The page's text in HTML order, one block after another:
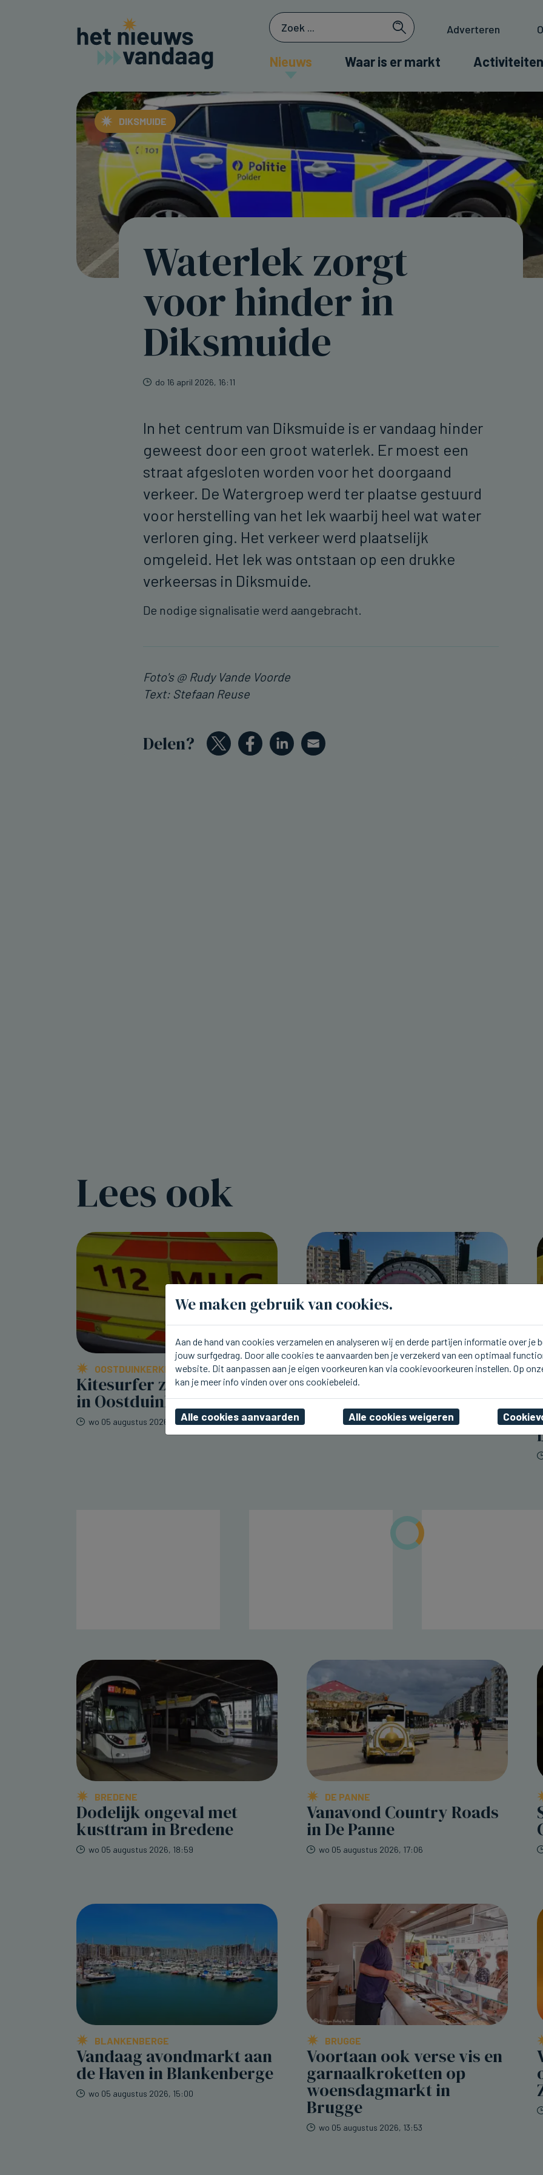
Adverteren
Nieuws Waar is er markt
DIKSMUIDE
Waterlek zorgt
voor hinder in
Diksmuide
do 16 april 2026, 16:11
In het centrum van Diksmuide is er vandaag hinder
geweest door een groot waterlek. Er moest een
straat afgesloten worden voor het doorgaand
verkeer. De Watergroep werd ter plaatse gestuurd
voor herstelling van het lek waarbij heel wat water
verloren ging. Het verkeer werd plaatselijk
omgeleid. Het lek was ontstaan op een drukke
verkeersas in Diksmuide.
De nodige signalisatie werd aangebracht.
Foto's @ Rudy Vande Voorde
Text: Stefaan Reuse
Delen?
Lees ook
OOSTDUINKERKE
Kitesurfer zwaar gewond
in Oostduinkerke
wo 05 augustus 2026, 19:30
BLANKENBERGE
Vierde opnamedag voor
Zomerhit in Blankenberge
wo 05 augustus 2026, 19:18
BREDENE
Dodelijk ongeval met
kusttram in Bredene
wo 05 augustus 2026, 18:59
DE PANNE
Vanavond Country Roads
in De Panne
wo 05 augustus 2026, 17:06
BLANKENBERGE
Vandaag avondmarkt aan
de Haven in Blankenberge
wo 05 augustus 2026, 15:00
BRUGGE
Voortaan ook verse vis en
garnaalkroketten op
woensdagmarkt in
Brugge
wo 05 augustus 2026, 13:53
We maken gebruik van cookies.
Aan de hand van cookies verzamelen en analyseren wij en derde partijen informatie over je
jouw surfgedrag. Door alle cookies te aanvaarden ben je verzekerd van een optimaal
website. Dit aanpassen aan je eigen voorkeuren kan via cookievoorkeuren instellen. Op
kan je meer info vinden over ons cookiebeleid.
Alle cookies aanvaarden Alle cookies weigeren